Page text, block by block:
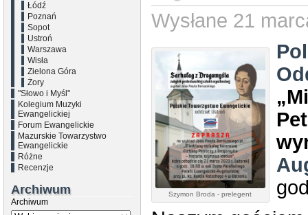
Łódź
Poznań
Sopot
Ustroń
Warszawa
Wisła
Zielona Góra
Żory
"Słowo i Myśl"
Kolegium Muzyki
Ewangelickiej
Forum Ewangelickie
Mazurskie Towarzystwo
Ewangelickie
Różne
Recenzje
Archiwum
Archiwum
Wysłane 21
Szymon Broda - prelegent